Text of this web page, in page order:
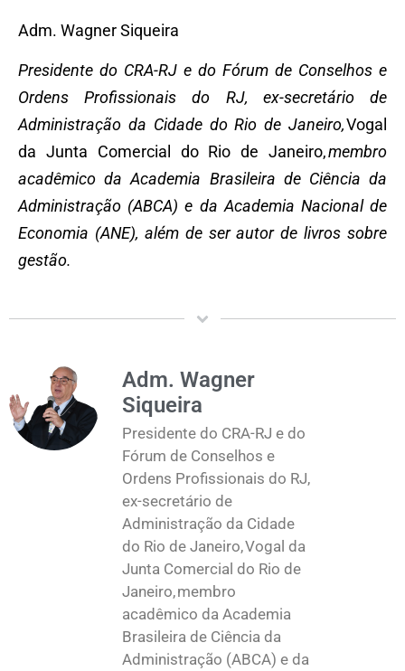
Adm. Wagner Siqueira
Presidente do CRA-RJ e do Fórum de Conselhos e
Ordens Profissionais do RJ, ex-secretário de
Administração da Cidade do Rio de Janeiro,Vogal
da Junta Comercial do Rio de Janeiro,membro
acadêmico da Academia Brasileira de Ciência da
Administração (ABCA) e da Academia Nacional de
Economia (ANE), além de ser autor de livros sobre
gestão.
Adm. Wagner
Siqueira
Presidente do CRA-RJ e do
Fórum de Conselhos e
Ordens Profissionais do RJ,
ex-secretário de
Administração da Cidade
do Rio de Janeiro, Vogal da
Junta Comercial do Rio de
Janeiro, membro
acadêmico da Academia
Brasileira de Ciência da
Administração (ABCA) e da